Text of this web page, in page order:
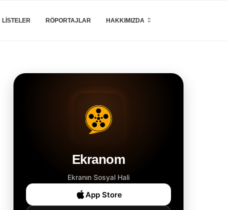
LISTELER RÖPORTAJLAR HAKKIMIZDA
Ekranom
Ekranın Sosyal Hali
App Store